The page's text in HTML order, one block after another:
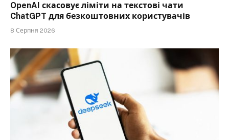
OpenAI скасовує ліміти на текстові чати
ChatGPT для безкоштовних користувачів
8 Серпня 2026